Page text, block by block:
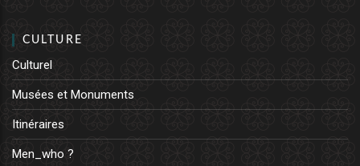
CULTURE
Culturel
Musées et Monuments
Itinéraires
Men_who ?